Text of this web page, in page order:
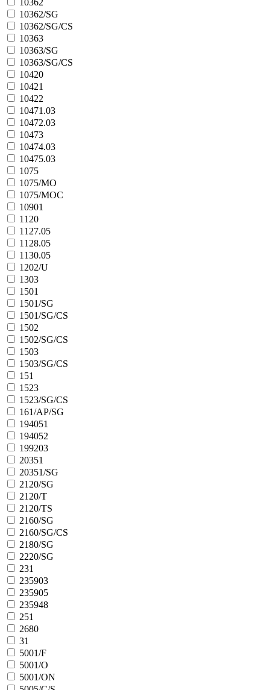
10362/SG
10362/SG/CS
10363
10363/SG
10363/SG/CS
10420
10421
10422
10471.03
10472.03
10473
10474.03
10475.03
1075
1075/MO
1075/MOC
10901
1120
1127.05
1128.05
1130.05
1202/U
1303
1501
1501/SG
1501/SG/CS
1502
1502/SG/CS
1503
1503/SG/CS
151
1523
1523/SG/CS
161/AP/SG
194051
194052
199203
20351
20351/SG
2120/SG
2120/T
2120/TS
2160/SG
2160/SG/CS
2180/SG
2220/SG
231
235903
235905
235948
251
2680
31
5001/F
5001/O
5001/ON